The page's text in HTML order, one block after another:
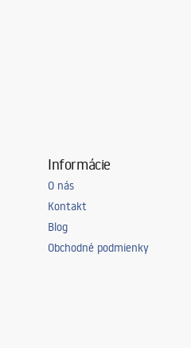
Informácie
O nás
Kontakt
Blog
Obchodné podmienky